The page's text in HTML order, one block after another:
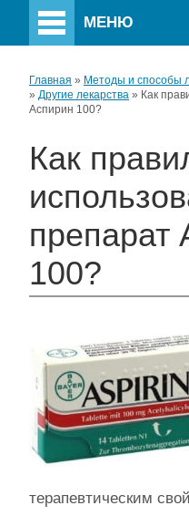
МЕНЮ
Главная » Методы и способы
» Другие лекарства » Как
Аспирин 100?
Как
препарат
100?
терапевтическим